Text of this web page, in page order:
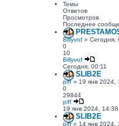
Темы
Ответов
Просмотров
Последнее
Billyvof » Сегодня,
0
10
Billyvof
Сегодня, 00:11
SLIB2E
piff» 19 янв 2024,
0
29844
piff
19 янв 2024, 14:38
SLIB2E
piff» 14 янв 2024,